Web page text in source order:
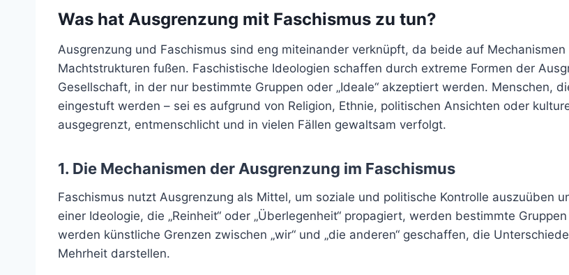
Was hat Ausgrenzung mit Faschismus zu tun?
Ausgrenzung und Faschismus sind eng miteinander verknüpft, da beide auf
Machtstrukturen fußen. Faschistische Ideologien schaffen durch extreme Formen der
Gesellschaft, in der nur bestimmte Gruppen oder „Ideale“ akzeptiert werden. Menschen,
eingestuft werden – sei es aufgrund von Religion, Ethnie, politischen Ansichten oder
ausgegrenzt, entmenschlicht und in vielen Fällen gewaltsam verfolgt.
1. Die Mechanismen der Ausgrenzung im Faschismus
Faschismus nutzt Ausgrenzung als Mittel, um soziale und politische Kontrolle auszuüben
einer Ideologie, die „Reinheit“ oder „Überlegenheit“ propagiert, werden bestimmte
werden künstliche Grenzen zwischen „wir“ und „die anderen“ geschaffen, die
Mehrheit darstellen.